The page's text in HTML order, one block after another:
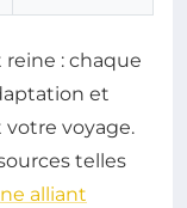
reine : chaque
et
voyage.
telles
alliant